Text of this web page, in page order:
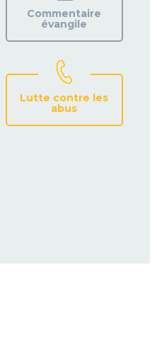
PAROISSE
Commentaire
évangile
Lutte contre les
abus